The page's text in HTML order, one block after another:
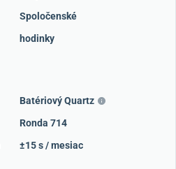
Spoločenské
hodinky
Batériový Quartz
Ronda 714
±15 s / mesiac